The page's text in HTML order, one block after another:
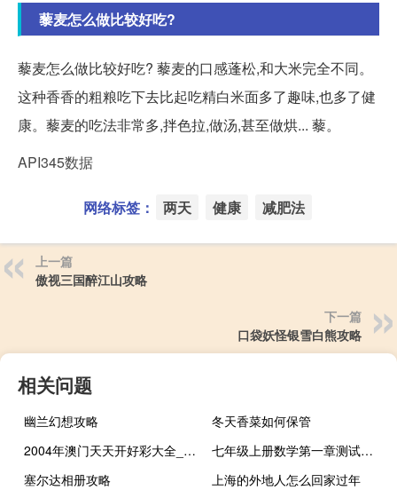
藜麦怎么做比较好吃?
藜麦怎么做比较好吃? 藜麦的口感蓬松,和大米完全不同。
这种香香的粗粮吃下去比起吃精白米面多了趣味,也多了健
康。藜麦的吃法非常多,拌色拉,做汤,甚至做烘... 藜。
API345数据
网络标签： 两天 健康 减肥法
上一篇
傲视三国醉江山攻略
下一篇
口袋妖怪银雪白熊攻略
相关问题
幽兰幻想攻略
冬天香菜如何保管
2004年澳门天天开好彩大全_作答解释落实_安装版v008.147
七年级上册数学第一章测试卷（七年级上册数学有理数试卷）
塞尔达相册攻略
上海的外地人怎么回家过年